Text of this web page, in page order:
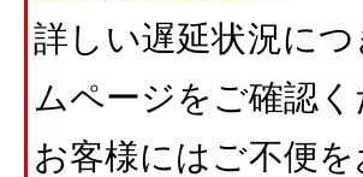
詳しい遅延状況に
ムページをご確認く
お客様にはご不便